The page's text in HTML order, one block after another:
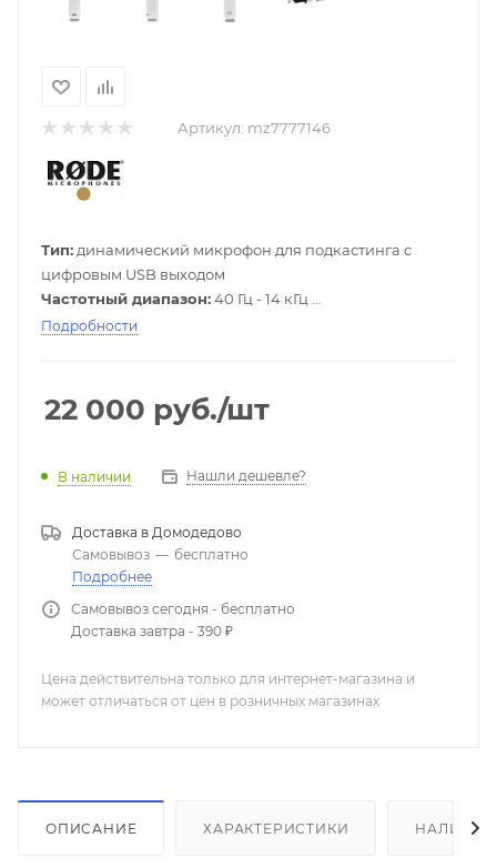
Артикул: mz7777146
Тип:динамический микрофон для подкастинга с
цифровым USB выходом
Частотный диапазон:40 Гц - 14 кГц
Диаграмма направленности:
Питание:через USB порт
Выходы:выход на наушники 3,5 мм с регулировкой
Совместимость:Winwows и Mac
крепление на стойку
Подробности
22 000 руб./шт
В наличии Нашли дешевле?
Доставка в Домодедово
Самовывоз — бесплатно
Подробнее
Самовывоз сегодня - бесплатно
Доставка завтра - 390 ₽
Цена действительна только для интернет-магазина и
может отличаться от цен в розничных магазинах
ОПИСАНИЕ ХАРАКТЕРИСТИКИ НАЛИЧИЕ